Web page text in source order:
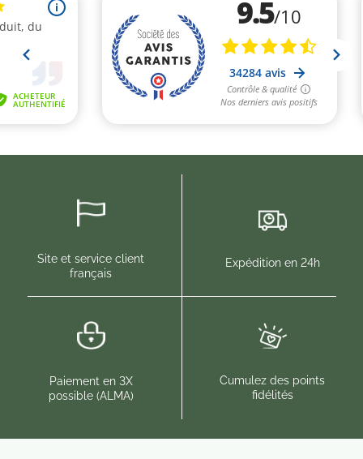
Site et service client
français
Expédition en 24h
Paiement en 3X
possible (ALMA)
Cumulez des points
fidélités